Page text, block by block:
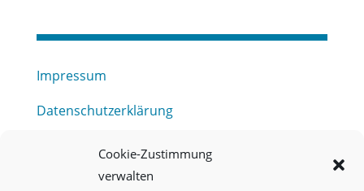
Cookie-Zustimmung
verwalten
Impressum
Datenschutzerklärung
Haftungsausschluss
Barrierefreiheitserklärung